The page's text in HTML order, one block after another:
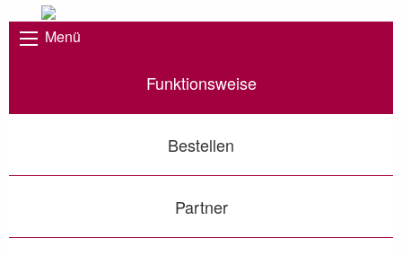
Menü
Funktionsweise
Bestellen
Partner